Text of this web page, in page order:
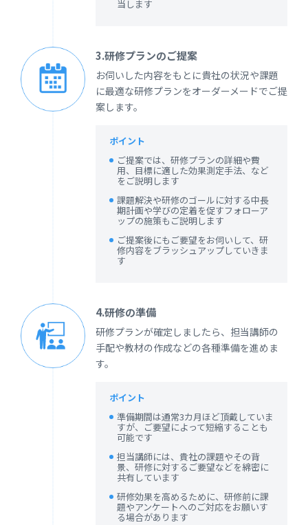
当します
3.研修プランのご提案
お伺いした内容をもとに貴社の状況や課題
に最適な研修プランをオーダーメードでご提
案します。
ポイント
ご提案では、研修プランの詳細や費
用、目標に適した効果測定手法、など
をご説明します
課題解決や研修のゴールに対する中長
期計画や学びの定着を促すフォローア
ップの施策もご説明します
ご提案後にもご要望をお伺いして、研
修内容をブラッシュアップしていきま
す
4.研修の準備
研修プランが確定しましたら、担当講師の
手配や教材の作成などの各種準備を進めま
す。
ポイント
準備期間は通常3カ月ほど頂戴していま
すが、ご要望によって短縮することも
可能です
担当講師には、貴社の課題やその背
景、研修に対するご要望などを綿密に
共有しています
研修効果を高めるために、研修前に課
題やアンケートへのご対応をお願いす
る場合があります